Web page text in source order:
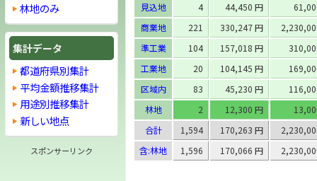
見込地
4 44,450 円
商業地
221 330,247 円
準工業
104 157,018 円
工業地
20 104,145 円
区域内
83 45,230 円
林地
2 12,300 円
合計
1,594 170,263 円
含:林地
1,596 170,066 円
林地のみ
集計データ
都道府県別集計
平均金額推移集計
用途別推移集計
新しい地点
スポンサーリンク